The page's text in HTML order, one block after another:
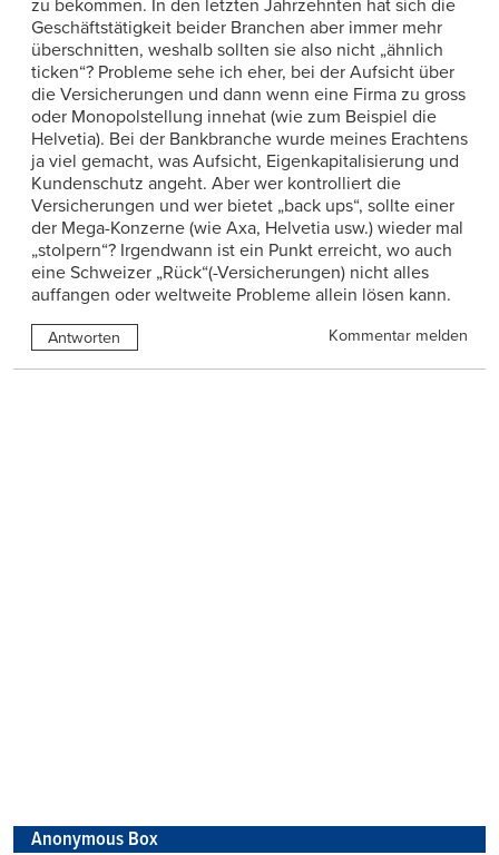
zu bekommen. In den letzten Jahrzehnten hat sich die
Geschäftstätigkeit beider Branchen aber immer mehr
überschnitten, weshalb sollten sie also nicht „ähnlich
ticken“? Probleme sehe ich eher, bei der Aufsicht über
die Versicherungen und dann wenn eine Firma zu gross
oder Monopolstellung innehat (wie zum Beispiel die
Helvetia). Bei der Bankbranche wurde meines Erachtens
ja viel gemacht, was Aufsicht, Eigenkapitalisierung und
Kundenschutz angeht. Aber wer kontrolliert die
Versicherungen und wer bietet „back ups“, sollte einer
der Mega-Konzerne (wie Axa, Helvetia usw.) wieder mal
„stolpern“? Irgendwann ist ein Punkt erreicht, wo auch
eine Schweizer „Rück“(-Versicherungen) nicht alles
auffangen oder weltweite Probleme allein lösen kann.
Antworten Kommentar melden
Anonymous Box